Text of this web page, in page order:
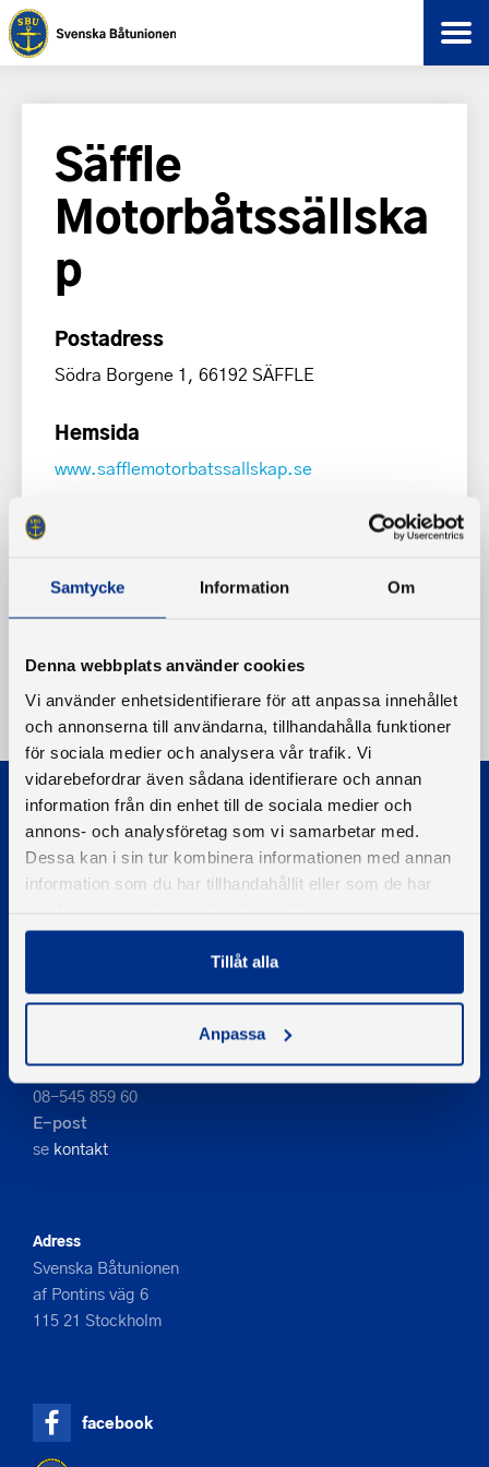
Samtycke Information Om
Denna webbplats använder cookies
Vi använder enhetsidentifierare för att anpassa innehållet
och annonserna till användarna, tillhandahålla funktioner
för sociala medier och analysera vår trafik. Vi
vidarebefordrar även sådana identifierare och annan
information från din enhet till de sociala medier och
annons- och analysföretag som vi samarbetar med.
Dessa kan i sin tur kombinera informationen med annan
information som du har tillhandahållit eller som de har
Tillåt alla
Anpassa
Säffle
Motorbåtssällska
p
Postadress
Södra Borgene 1, 66192 SÄFFLE
Hemsida
www.safflemotorbatssallskap.se
Information om cookies
Telefon
08-545 859 60
E-post
se kontakt
Adress
Svenska Båtunionen
af Pontins väg 6
115 21 Stockholm
facebook